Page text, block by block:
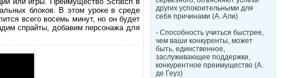
блоков. В этом уроке в среде
всего восемь минут, но он будет
спрайты, добавим персонажа для
других успокоительными для
себя причинами (А. Али)
- Способность учиться быстрее,
чем ваши конкуренты, может
быть, единственное,
заслуживающее поддержки,
конкурентное преимущество (А.
де Геуз)